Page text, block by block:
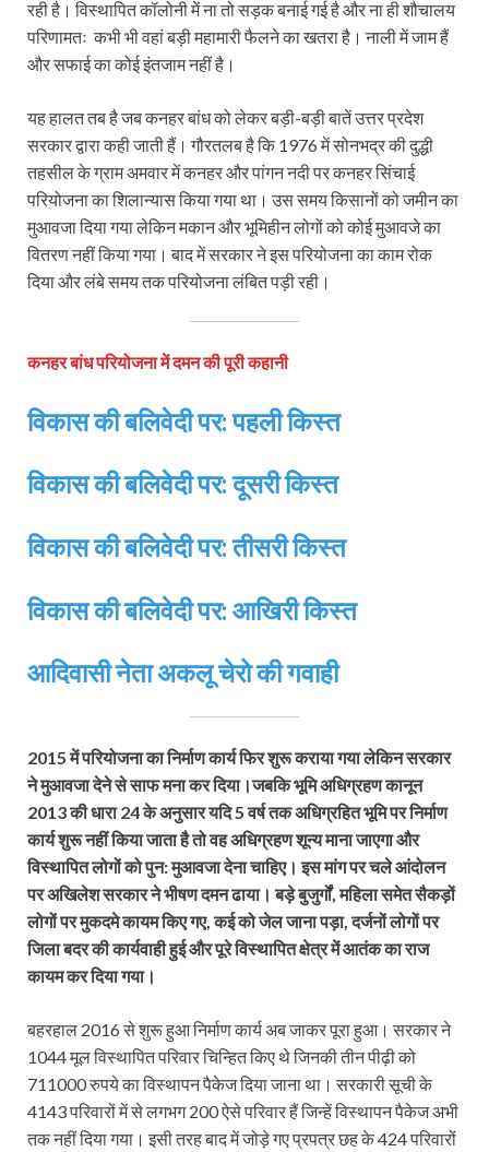
रही है। विस्थापित कॉलोनी में ना तो सड़क बनाई गई है और ना ही शौचालय
परिणामतः कभी भी वहां बड़ी महामारी फैलने का खतरा है। नाली में जाम हैं
और सफाई का कोई इंतजाम नहीं है।
यह हालत तब है जब कनहर बांध को लेकर बड़ी-बड़ी बातें उत्तर प्रदेश
सरकार द्वारा कही जाती हैं। गौरतलब है कि 1976 में सोनभद्र की दुद्धी
तहसील के ग्राम अमवार में कनहर और पांगन नदी पर कनहर सिंचाई
परियोजना का शिलान्यास किया गया था। उस समय किसानों को जमीन का
मुआवजा दिया गया लेकिन मकान और भूमिहीन लोगों को कोई मुआवजे का
वितरण नहीं किया गया। बाद में सरकार ने इस परियोजना का काम रोक
दिया और लंबे समय तक परियोजना लंबित पड़ी रही।
कनहर बांध परियोजना में दमन की पूरी कहानी
विकास की बलिवेदी पर: पहली किस्‍त
विकास की बलिवेदी पर: दूसरी किस्‍त
विकास की बलिवेदी पर: तीसरी किस्‍त
विकास की बलिवेदी पर: आखिरी किस्‍त
आदिवासी नेता अकलू चेरो की गवाही
2015 में परियोजना का निर्माण कार्य फिर शुरू कराया गया लेकिन सरकार
ने मुआवजा देने से साफ मना कर दिया।जबकि भूमि अधिग्रहण कानून
2013 की धारा 24 के अनुसार यदि 5 वर्ष तक अधिग्रहित भूमि पर निर्माण
कार्य शुरू नहीं किया जाता है तो वह अधिग्रहण शून्य माना जाएगा और
विस्थापित लोगों को पुन: मुआवजा देना चाहिए। इस मांग पर चले आंदोलन
पर अखिलेश सरकार ने भीषण दमन ढाया। बड़े बुजुर्गों, महिला समेत सैकड़ों
लोगों पर मुकदमे कायम किए गए, कई को जेल जाना पड़ा, दर्जनों लोगों पर
जिला बदर की कार्यवाही हुई और पूरे विस्थापित क्षेत्र में आतंक का राज
कायम कर दिया गया।
बहरहाल 2016 से शुरू हुआ निर्माण कार्य अब जाकर पूरा हुआ। सरकार ने
1044 मूल विस्थापित परिवार चिन्हित किए थे जिनकी तीन पीढ़ी को
711000 रुपये का विस्थापन पैकेज दिया जाना था। सरकारी सूची के
4143 परिवारों में से लगभग 200 ऐसे परिवार हैं जिन्हें विस्थापन पैकेज अभी
तक नहीं दिया गया। इसी तरह बाद में जोड़े गए प्रपत्र छह के 424 परिवारों